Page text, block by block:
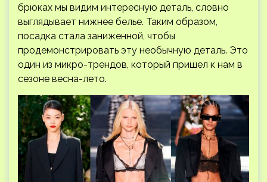
брюках мы видим интересную деталь, словно
выглядывает нижнее белье. Таким образом,
посадка стала заниженной, чтобы
продемонстрировать эту необычную деталь. Это
один из микро-трендов, который пришел к нам в
сезоне весна-лето.